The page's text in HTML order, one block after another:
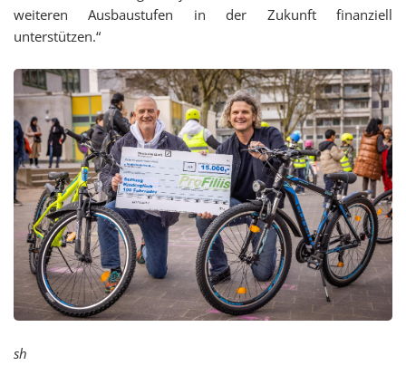
weiteren Ausbaustufen in der Zukunft finanziell
unterstützen.“
sh